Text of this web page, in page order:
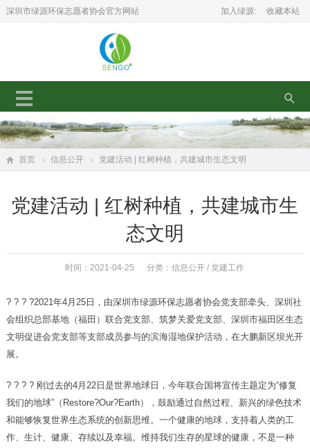
深圳市绿源环保志愿者协会官方网站 加入绿源: 收藏本站
首页 信息公开 党建活动 | 红树种植，共建城市生态文明
党建活动 | 红树种植，共建城市生
态文明
时间：2021-04-25 分类：信息公开 / 党建工作
? ? ? ?2021年4月25日，由深圳市绿源环保志愿者协会党支部牵头、深圳社
会组织总部基地（福田）联合党支部、筑梦关爱党支部、深圳市福田区生态
文明促进会党支部等支部成员参与的滨海湿地保护活动，在大鹏新区坝光开
展。
? ? ? ? 刚过去的4月22日是世界地球日，今年联合国将宣传主题定为“修复
我们的地球”（Restore?Our?Earth），鼓励通过自然过程、新兴的绿色技术
和能够恢复世界生态系统的创新思维。一个健康的地球，支持着人类的工
作、生计、健康、存续以及幸福。维持我们生存的星球的健康，不是一种